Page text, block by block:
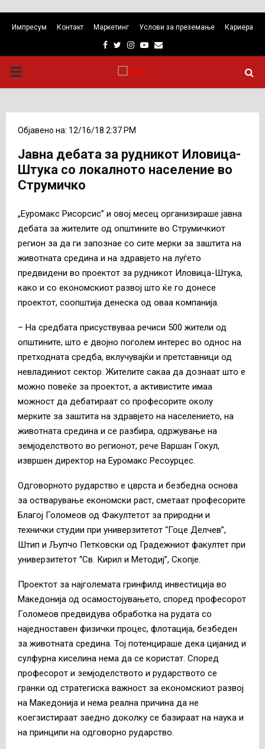
Импресум Контакт Маркетинг Услови за преземање Кариера
Facebook
TwitterInstagram
Youtube
Email
PRIMARY
Објавено на: 12/16/18 2:37 PM
Јавна дебата за рудникот Иловица-
Штука со локалното население во
Струмичко
„Еуромакс Рисорсис” и овој месец организираше јавна
дебата за жителите од општините во Струмичкиот
регион за да ги запознае со сите мерки за заштита на
животната средина и на здравјето на луѓето
предвидени во проектот за рудникот Иловица-Штука,
како и со економскиот развој што ќе го донесе
проектот, соопштија денеска од оваа компанија.
– На средбата присуствуваа речиси 500 жители од
општините, што е двојно поголем интерес во однос на
претходната средба, вклучувајќи и претставници од
невладиниот сектор. Жителите сакаа да дознаат што е
можно повеќе за проектот, а активистите имаа
можност да дебатираат со професорите околу
мерките за заштита на здравјето на населението, на
животната средина и се разбира, одржување на
земјоделството во регионот, рече Варшан Гокул,
извршен директор на Еуромакс Ресоурцес.
Одговорното рударство е цврста и безбедна основа
за остварување економски раст, сметаат професорите
Благој Голомеов од Факултетот за природни и
технички студии при универзитетот “Гоце Делчев”,
Штип и Љупчо Петковски од Градежниот факултет при
универзитетот “Св. Кирил и Методиј”, Скопје.
Проектот за најголемата гринфилд инвестиција во
Македонија од осамостојувањето, според професорот
Голомеов предвидува обработка на рудата со
наједноставен физички процес, флотација, безбеден
за животната средина. Тој потенцираше дека цијанид и
сулфурна киселина нема да се користат. Според
професорот и земјоделството и рударството се
гранки од стратегиска важност за економскиот развој
на Македонија и нема реална причина да не
коегзистираат заедно доколку се базираат на наука и
на принципи на одговорно рударство.